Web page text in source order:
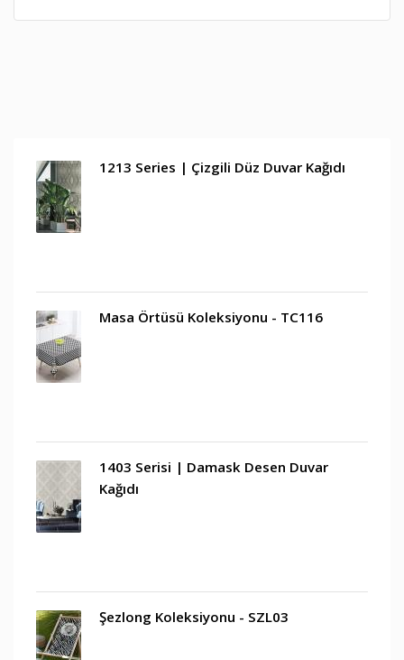
1213 Series | Çizgili Düz Duvar Kağıdı
Masa Örtüsü Koleksiyonu - TC116
1403 Serisi | Damask Desen Duvar
Kağıdı
Şezlong Koleksiyonu - SZL03